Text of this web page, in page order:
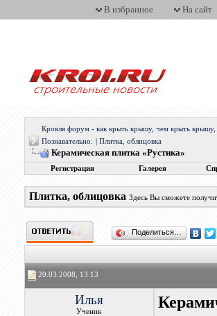
В избранное На сайт
Кровля форум - как крыть крышу, чем крыть крышу,
Познавательно.
Плитка, облицовка
Керамическая плитка «Рустика»
Регистрация Галерея
Плитка, облицовка Здесь Вы сможете
Поделиться…
20.03.2008, 13:13
Илья
Ученик